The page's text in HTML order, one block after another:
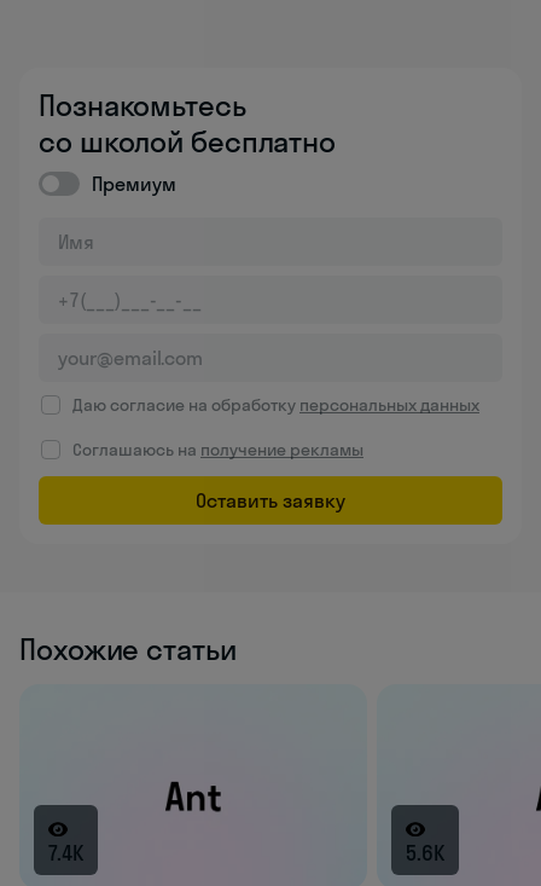
Познакомьтесь
со школой бесплатно
Премиум
Даю согласие на обработку персональных данных
Соглашаюсь на получение рекламы
Оставить заявку
Похожие статьи
7.4K 5.6K